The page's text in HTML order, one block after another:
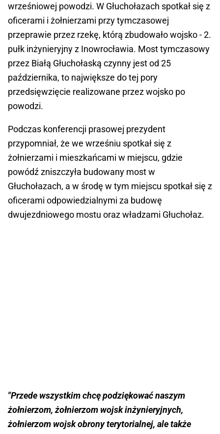
wrześniowej powodzi. W Głuchołazach spotkał się z
oficerami i żołnierzami przy tymczasowej
przeprawie przez rzekę, którą zbudowało wojsko - 2.
pułk inżynieryjny z Inowrocławia. Most tymczasowy
przez Białą Głuchołaską czynny jest od 25
października, to największe do tej pory
przedsięwzięcie realizowane przez wojsko po
powodzi.
Podczas konferencji prasowej prezydent
przypomniał, że we wrześniu spotkał się z
żołnierzami i mieszkańcami w miejscu, gdzie
powódź zniszczyła budowany most w
Głuchołazach, a w środę w tym miejscu spotkał się z
oficerami odpowiedzialnymi za budowę
dwujezdniowego mostu oraz władzami Głuchołaz.
"Przede wszystkim chcę podziękować naszym
żołnierzom, żołnierzom wojsk inżynieryjnych,
żołnierzom wojsk obrony terytorialnej, ale także